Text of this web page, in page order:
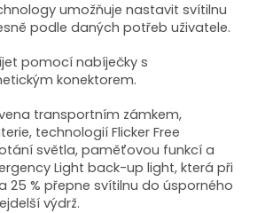
umožňuje nastavit svítilnu
podle daných potřeb uživatele.
pomocí nabíječky s
konektorem.
transportním zámkem,
technologií Flicker Free
světla, paměťovou funkcí a
Light back-up light, která při
25 % přepne svítilnu do úsporného
výdrž.